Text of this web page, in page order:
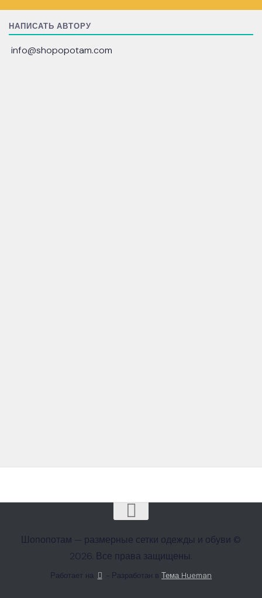
НАПИСАТЬ АВТОРУ
info@shopopotam.com
Шопопотам — размерные сетки одежды и обуви ©
2026. Все права защищены.
Работает на - Разработан вТема Hueman